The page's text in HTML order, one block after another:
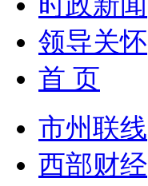
领导关怀
首 页
市州联线
西部财经